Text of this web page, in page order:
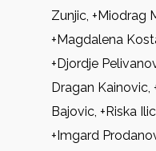
Zunjic, +Miodrag
+Magdalena
+Djordje
Dragan Kainovic,
Bajovic, +Riska
+Imgard